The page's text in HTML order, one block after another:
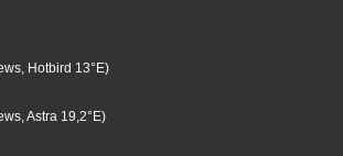
Hotbird 13°E)
Astra 19,2°E)